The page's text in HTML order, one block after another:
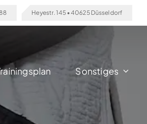
Heyestr. 145 • 40625 Düsseldorf
Sonstiges